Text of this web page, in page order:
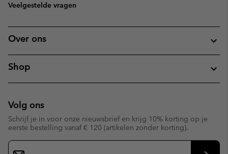
Veelgestelde vragen
Over ons
Shop
Volg ons
Schrijf je in voor onze nieuwsbrief en krijg 10% korting op je
eerste bestelling vanaf € 120 (artikelen zonder korting).
Aanmelden